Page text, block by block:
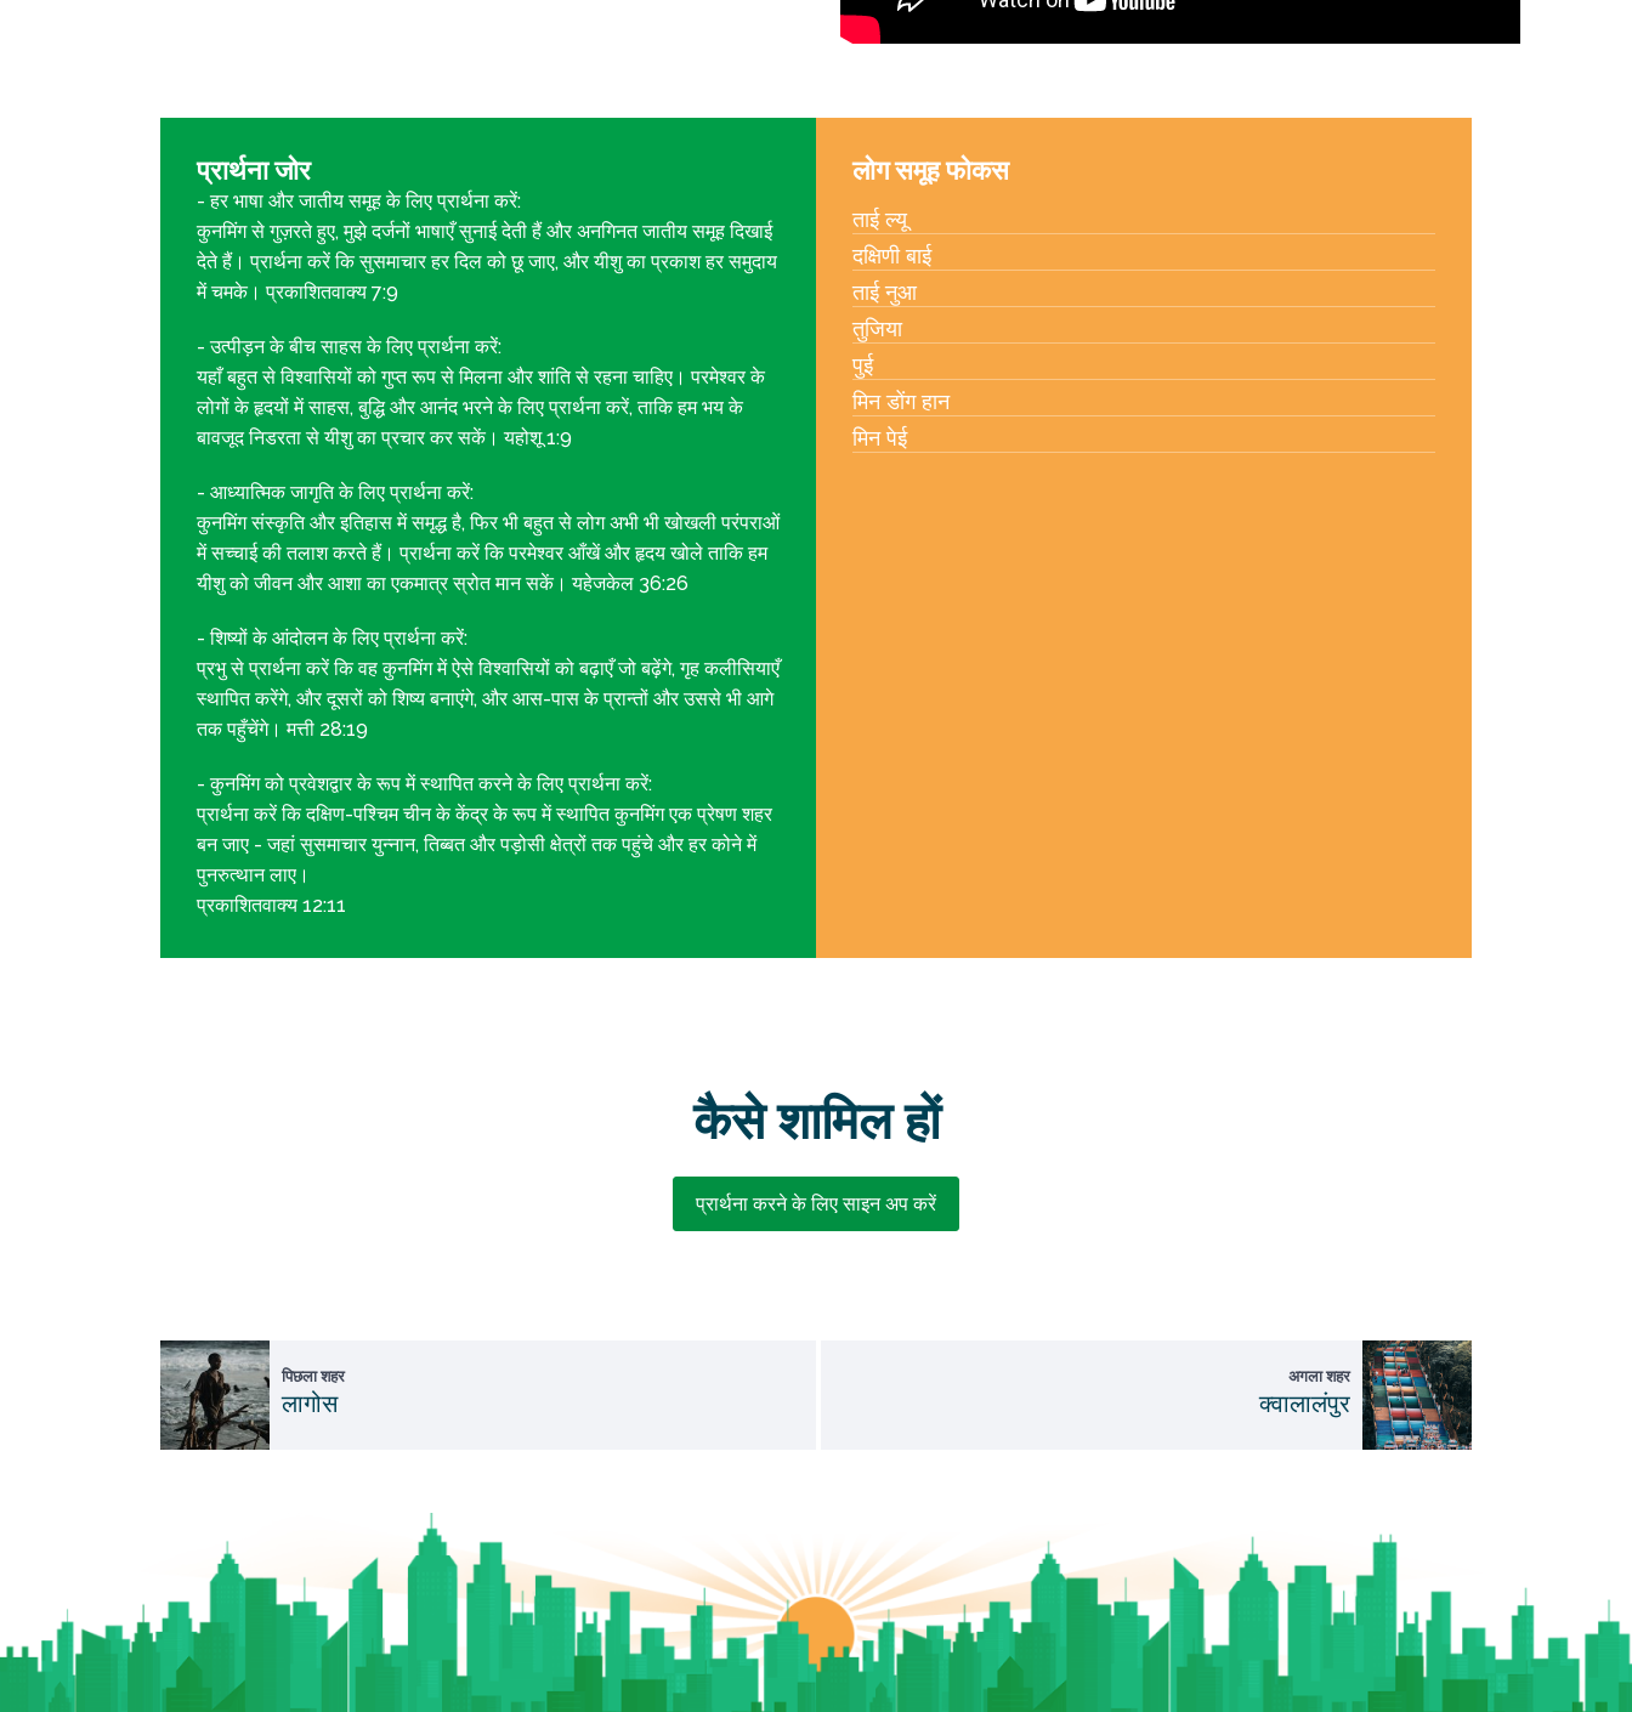
प्रार्थना जोर
- हर भाषा और जातीय समूह के लिए प्रार्थना करें:
कुनमिंग से गुज़रते हुए, मुझे दर्जनों भाषाएँ सुनाई देती हैं और अनगिनत जातीय समूह दिखाई
देते हैं। प्रार्थना करें कि सुसमाचार हर दिल को छू जाए, और यीशु का प्रकाश हर समुदाय
में चमके। प्रकाशितवाक्य 7:9
- उत्पीड़न के बीच साहस के लिए प्रार्थना करें:
यहाँ बहुत से विश्वासियों को गुप्त रूप से मिलना और शांति से रहना चाहिए। परमेश्वर के
लोगों के हृदयों में साहस, बुद्धि और आनंद भरने के लिए प्रार्थना करें, ताकि हम भय के
बावजूद निडरता से यीशु का प्रचार कर सकें। यहोशू 1:9
- आध्यात्मिक जागृति के लिए प्रार्थना करें:
कुनमिंग संस्कृति और इतिहास में समृद्ध है, फिर भी बहुत से लोग अभी भी खोखली परंपराओं
में सच्चाई की तलाश करते हैं। प्रार्थना करें कि परमेश्वर आँखें और हृदय खोले ताकि हम
यीशु को जीवन और आशा का एकमात्र स्रोत मान सकें। यहेजकेल 36:26
- शिष्यों के आंदोलन के लिए प्रार्थना करें:
प्रभु से प्रार्थना करें कि वह कुनमिंग में ऐसे विश्वासियों को बढ़ाएँ जो बढ़ेंगे, गृह कलीसियाएँ
स्थापित करेंगे, और दूसरों को शिष्य बनाएंगे, और आस-पास के प्रान्तों और उससे भी आगे
तक पहुँचेंगे। मत्ती 28:19
- कुनमिंग को प्रवेशद्वार के रूप में स्थापित करने के लिए प्रार्थना करें:
प्रार्थना करें कि दक्षिण-पश्चिम चीन के केंद्र के रूप में स्थापित कुनमिंग एक प्रेषण शहर
बन जाए - जहां सुसमाचार युन्नान, तिब्बत और पड़ोसी क्षेत्रों तक पहुंचे और हर कोने में
पुनरुत्थान लाए।
प्रकाशितवाक्य 12:11
लोग समूह फोकस
ताई ल्यू
दक्षिणी बाई
ताई नुआ
तुजिया
पुई
मिन डोंग हान
मिन पेई
कैसे शामिल हों
प्रार्थना करने के लिए साइन अप करें
पिछला शहर
लागोस
अगला शहर
क्वालालंपुर